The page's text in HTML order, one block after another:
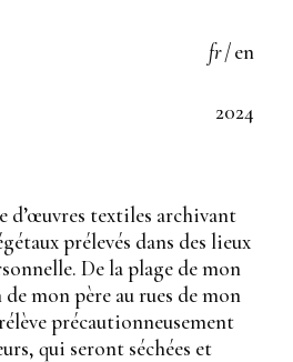
fr/en
2024
d’œuvres textiles archivant
prélevés dans des lieux
De la plage de mon
mon père au rues de mon
précautionneusement
qui seront séchées et